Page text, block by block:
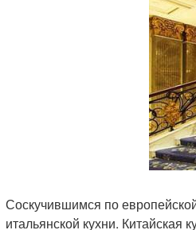
Соскучившимся по
итальянской кухни. Китайская